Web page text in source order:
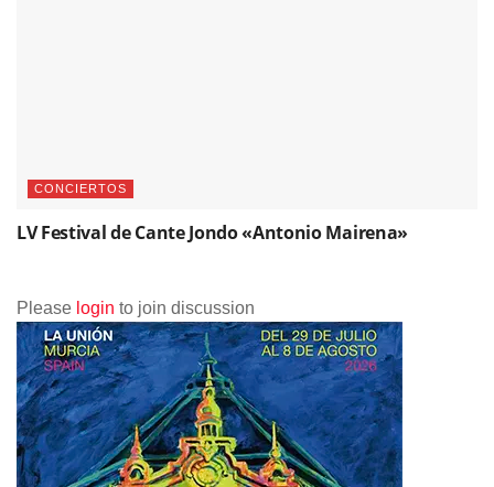
CONCIERTOS
LV Festival de Cante Jondo «Antonio Mairena»
Please login to join discussion